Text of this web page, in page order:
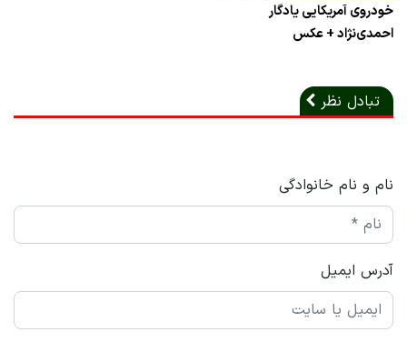
خودروی آمریکایی یادگار
احمدی‌نژاد + عکس
تبادل نظر
نام و نام خانوادگی
آدرس ایمیل